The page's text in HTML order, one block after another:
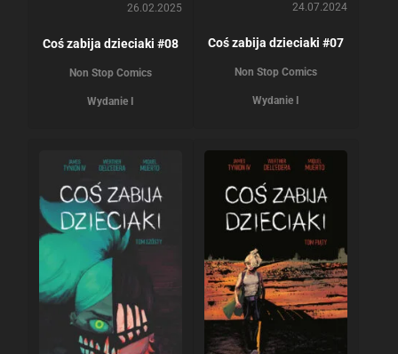
26.02.2025
Coś zabija dzieciaki #08
Non Stop Comics
Wydanie I
24.07.2024
Coś zabija dzieciaki #07
Non Stop Comics
Wydanie I